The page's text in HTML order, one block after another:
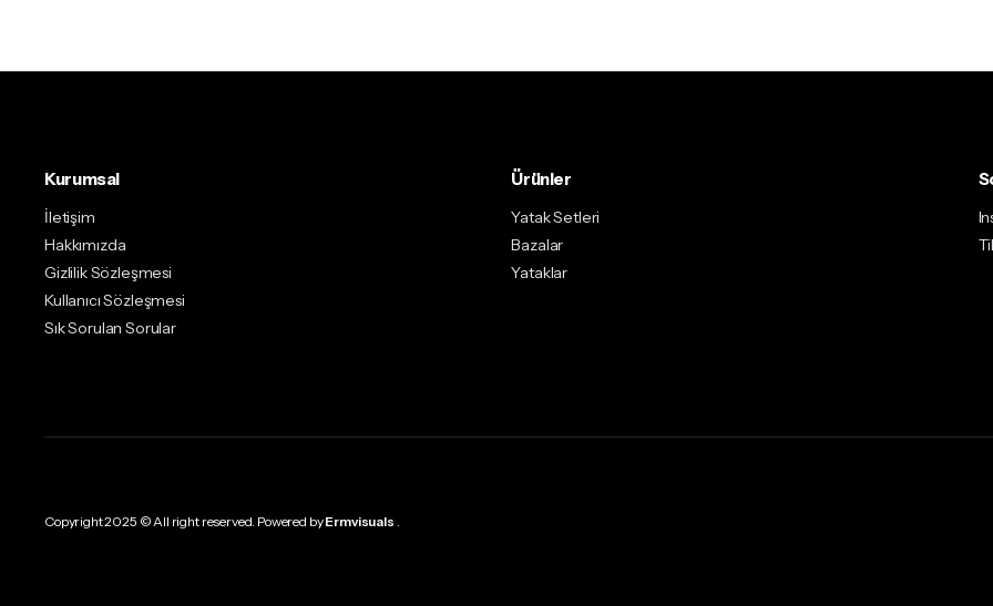
Kurumsal
İletişim
Hakkımızda
Gizlilik Sözleşmesi
Kullanıcı Sözleşmesi
Sık Sorulan Sorular
Ürünler
Yatak Setleri
Bazalar
Yataklar
Copyright 2025 © All right reserved. Powered byErmvisuals